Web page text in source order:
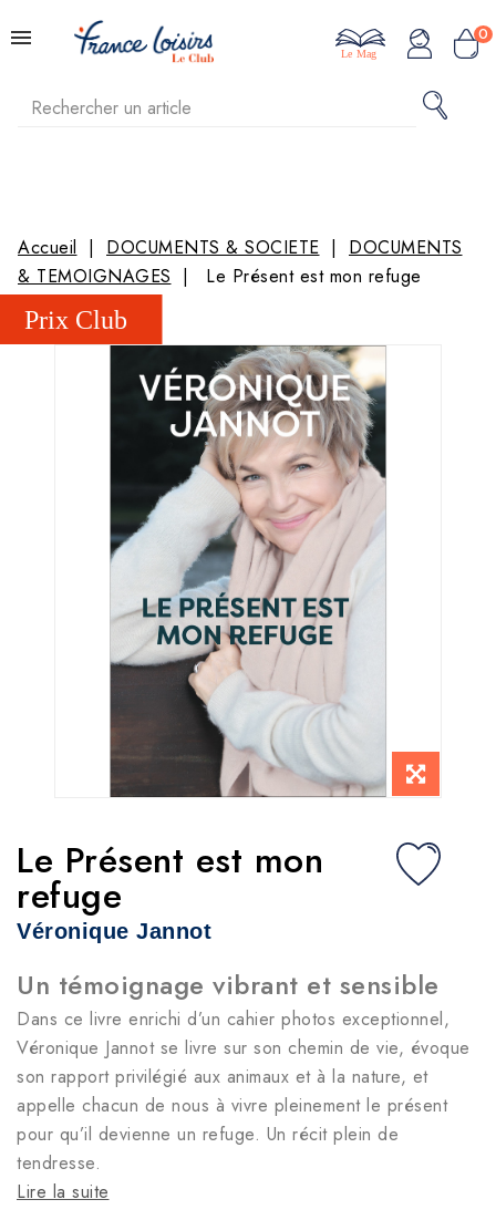
0
Le Mag
Accueil DOCUMENTS & SOCIETE
DOCUMENTS
& TEMOIGNAGES
Le Présent est mon refuge
Le Présent est mon
refuge
Véronique Jannot
Un témoignage vibrant et sensible
Dans ce livre enrichi d’un cahier photos exceptionnel,
Véronique Jannot se livre sur son chemin de vie, évoque
son rapport privilégié aux animaux et à la nature, et
appelle chacun de nous à vivre pleinement le présent
pour qu’il devienne un refuge. Un récit plein de
tendresse.
Lire la suite